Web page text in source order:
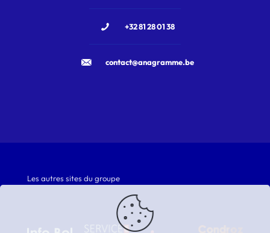
+32 81 28 01 38
contact@anagramme.be
Les autres sites du groupe